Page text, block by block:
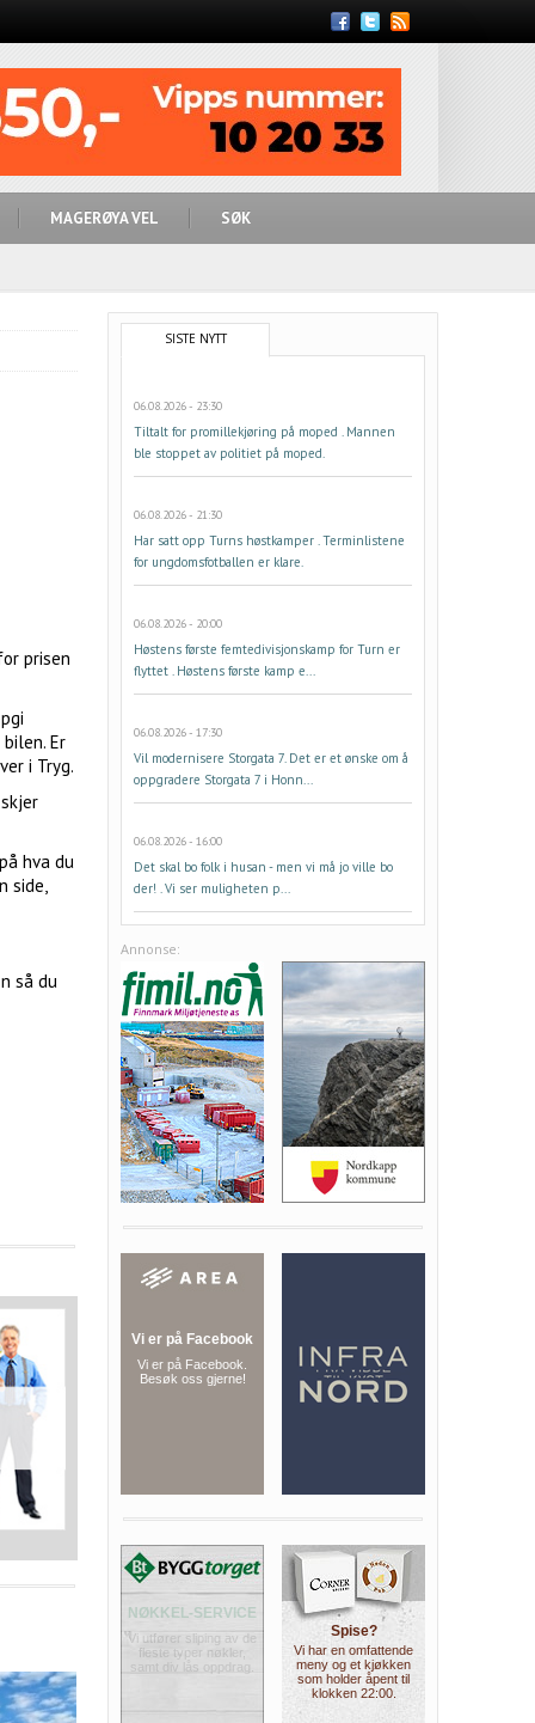
Feed
MAGERØYA VEL SØK
prisen
Er
i Tryg.
hva du
side,
så du
SISTE NYTT
06.08.2026 - 23:30
Tiltalt for promillekjøring på moped . Mannen
ble stoppet av politiet på moped.
06.08.2026 - 21:30
Har satt opp Turns høstkamper . Terminlistene
for ungdomsfotballen er klare.
06.08.2026 - 20:00
Høstens første femtedivisjonskamp for Turn er
flyttet . Høstens første kamp e...
06.08.2026 - 17:30
Vil modernisere Storgata 7. Det er et ønske om å
oppgradere Storgata 7 i Honn...
06.08.2026 - 16:00
Det skal bo folk i husan - men vi må jo ville bo
der! . Vi ser muligheten p...
Annonse: